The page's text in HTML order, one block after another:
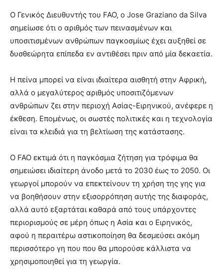
Ο Γενικός Διευθυντής του FAO, ο Jose Graziano da Silva
σημείωσε ότι ο αριθμός των πεινασμένων και
υποσιτισμένων ανθρώπων παγκοσμίως έχει αυξηθεί σε
δυσθεώρητα επίπεδα εν αντιθέσει πριν από μία δεκαετία.
Η πείνα μπορεί να είναι ιδιαίτερα αισθητή στην Αφρική,
αλλά ο μεγαλύτερος αριθμός υποσιτιζόμενων
ανθρώπων ζει στην περιοχή Ασίας-Ειρηνικού, ανέφερε η
έκθεση. Επομένως, οι σωστές πολιτικές και η τεχνολογία
είναι τα κλειδιά για τη βελτίωση της κατάστασης.
Ο FAO εκτιμά ότι η παγκόσμια ζήτηση για τρόφιμα θα
σημειώσει ιδιαίτερη άνοδο μετά το 2030 έως το 2050. Οι
γεωργοί μπορούν να επεκτείνουν τη χρήση της γης για
να βοηθήσουν στην εξισορρόπηση αυτής της διαφοράς,
αλλά αυτό εξαρτάται καθαρά από τους υπάρχοντες
περιορισμούς σε μέρη όπως η Ασία και ο Ειρηνικός,
αφού η περαιτέρω αστικοποίηση θα δεσμεύσει ακόμη
περισσότερο γη που που θα μπορούσε κάλλιστα να
χρησιμοποιηθεί για τη γεωργία.